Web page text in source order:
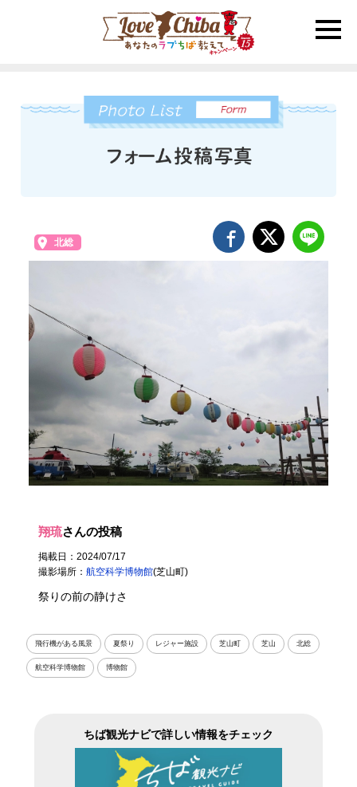
toggle
北総
翔琉さんの投稿
掲載日：2024/07/17
撮影場所：航空科学博物館(芝山町)
祭りの前の静けさ
飛行機がある風景 夏祭り レジャー施設 芝山町 芝山 北総
航空科学博物館 博物館
ちば観光ナビで詳しい情報をチェック